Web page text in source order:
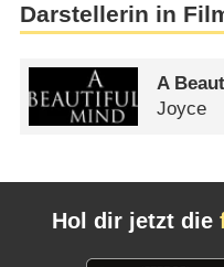
Darstellerin in
A
Joyce
Hol dir jetzt die